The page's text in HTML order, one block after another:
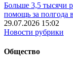
Больше 3,5 тысячи
помощь за полгода
29.07.2026 15:02
Новости рубрики
Общество